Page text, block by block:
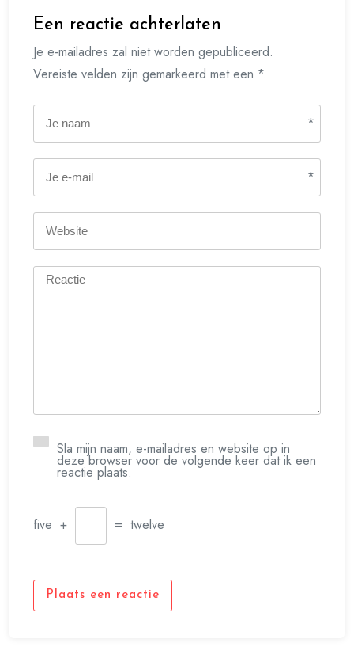
Een reactie achterlaten
Je e-mailadres zal niet worden gepubliceerd.
Vereiste velden zijn gemarkeerd met een *.
*
*
Sla mijn naam, e-mailadres en website op in
deze browser voor de volgende keer dat ik een
reactie plaats.
five + = twelve
Plaats een reactie